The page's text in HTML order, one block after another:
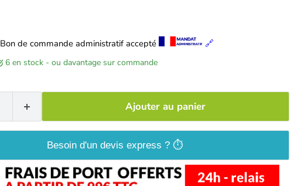
Bon de commande administratif accepté 🔗
6 en stock - ou davantage sur commande
Ajouter au panier
Besoin d'un devis express ? ⏱️